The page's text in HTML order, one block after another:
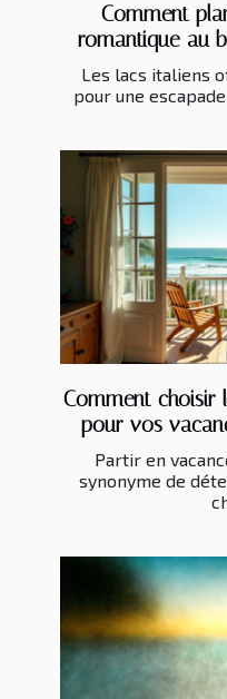
Comment
romantique au
Les lacs italiens
pour une
Comment choisir
pour vos
Partir en
synonyme de